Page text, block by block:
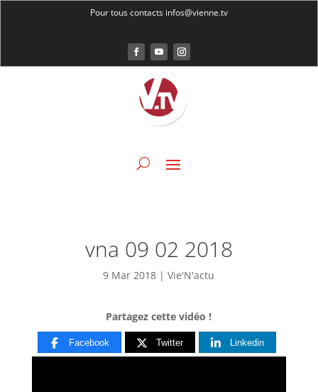
Pour tous contacts infos@vienne.tv
vna 09 02 2018
9 Mar 2018 |Vie'N'actu
Partagez cette vidéo !
Facebook Twitter Linkedin